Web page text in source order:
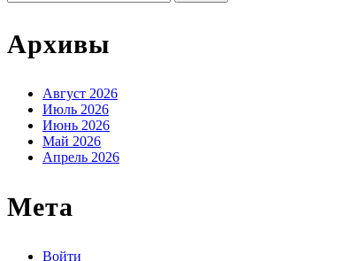
Архивы
Август 2026
Июль 2026
Июнь 2026
Май 2026
Апрель 2026
Мета
Войти